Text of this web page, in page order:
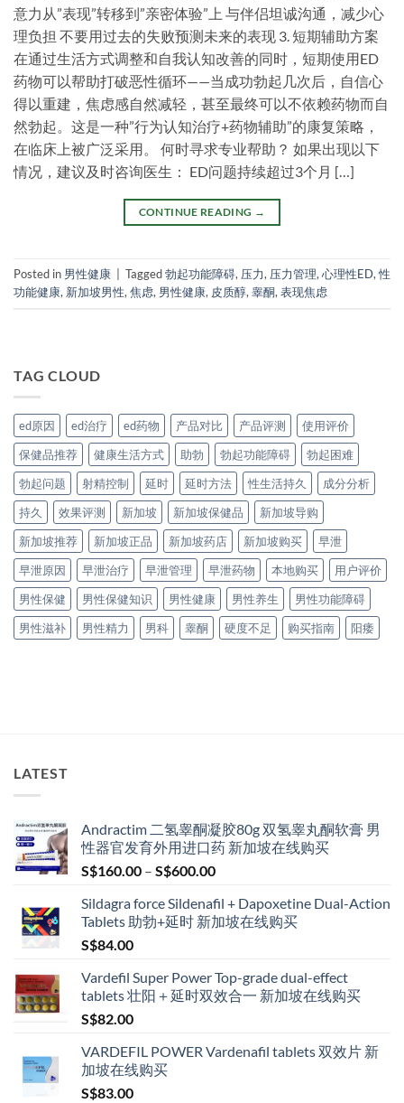
意力从”表现”转移到”亲密体验”上 与伴侣坦诚沟通，减少心
理负担 不要用过去的失败预测未来的表现 3. 短期辅助方案
在通过生活方式调整和自我认知改善的同时，短期使用ED
药物可以帮助打破恶性循环——当成功勃起几次后，自信心
得以重建，焦虑感自然减轻，甚至最终可以不依赖药物而自
然勃起。这是一种”行为认知治疗+药物辅助”的康复策略，
在临床上被广泛采用。 何时寻求专业帮助？ 如果出现以下
情况，建议及时咨询医生： ED问题持续超过3个月 […]
CONTINUE READING →
Posted in 男性健康 Tagged勃起功能障碍, 压力, 压力管理,心理性ED,性
功能健康, 新加坡男性,焦虑, 男性健康, 皮质醇,睾酮,表现焦虑
TAG CLOUD
ed原因 ed治疗 ed药物 产品对比 产品评测
使用评价
保健品推荐
健康生活方式 助勃 勃起功能障碍
勃起困难
勃起问题
射精控制 延时 延时方法 性生活持久
成分分析
持久
效果评测 新加坡 新加坡保健品
新加坡导购
新加坡推荐
新加坡正品 新加坡药店 新加坡购买
早泄
早泄原因
早泄治疗 早泄管理 早泄药物 本地购买
用户评价
男性保健
男性保健知识 男性健康 男性养生
男性功能障碍
男性滋补
男性精力 男科 睾酮 硬度不足 购买指南 阳痿
LATEST
Andractim 二氢睾酮凝胶80g 双氢睾丸酮软膏 男
性器官发育外用进口药 新加坡在线购买
S$160.00 – S$600.00Price
S$160.00
through
Sildagra force Sildenafil + Dapoxetine Dual-Action
Tablets 助勃+延时 新加坡在线购买
S$84.00
Vardefil Super Power Top-grade dual-effect
tablets 壮阳＋延时双效合一 新加坡在线购买
S$82.00
VARDEFIL POWER Vardenafil tablets 双效片 新
加坡在线购买
S$83.00